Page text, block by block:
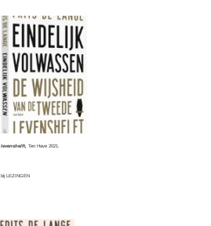
Ten Have 2021.
bijLEZINGEN